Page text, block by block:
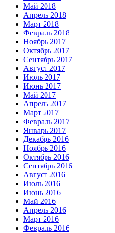
Май 2018
Апрель 2018
Март 2018
Февраль 2018
Ноябрь 2017
Октябрь 2017
Сентябрь 2017
Август 2017
Июль 2017
Июнь 2017
Май 2017
Апрель 2017
Март 2017
Февраль 2017
Январь 2017
Декабрь 2016
Ноябрь 2016
Октябрь 2016
Сентябрь 2016
Август 2016
Июль 2016
Июнь 2016
Май 2016
Апрель 2016
Март 2016
Февраль 2016